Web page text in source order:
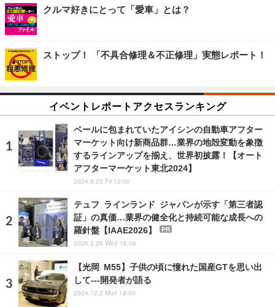
クルマ好きにとって「愛車」とは？
ストップ！ 「不具合修理＆不正修理」実態レポート！
イベントレポートアクセスランキング
ベールに包まれていたアイシンの自動車アフター
マーケット向け新商品群…業界の地殻変動を象徴
するラインアップを揃え、世界初披露！【オート
アフターマーケット東北2024】
2024.9.20 Fri 12:00
テュフ ラインランド ジャパンが示す「第三者認
証」の真価…業界の健全化と持続可能な成長への
羅針盤【IAAE2026】
PR
2026.2.25 Wed 16:06
【光岡 M55】子供の頃に憧れた国産GTを思い出
して---開発者が語る
2024.12.2 Mon 18:00